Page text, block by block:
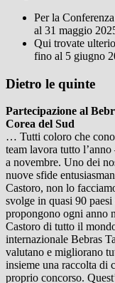
Per la
al 31 maggio
Qui trovate
fino al 5 giugno
Dietro le quinte
Partecipazione al
Corea del Sud
… Tutti coloro che
team lavora tutto
a novembre. Uno dei
nuove sfide
Castoro, non lo
svolge in quasi 90
propongono ogni anno
Castoro di tutto il
internazionale Bebras
valutano e migliorano
insieme una raccolta di
proprio concorso.